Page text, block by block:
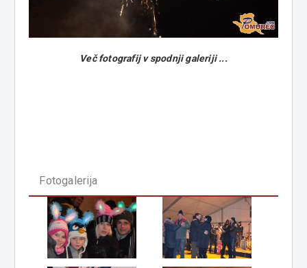
Več fotografij v spodnji galeriji ...
Fotogalerija